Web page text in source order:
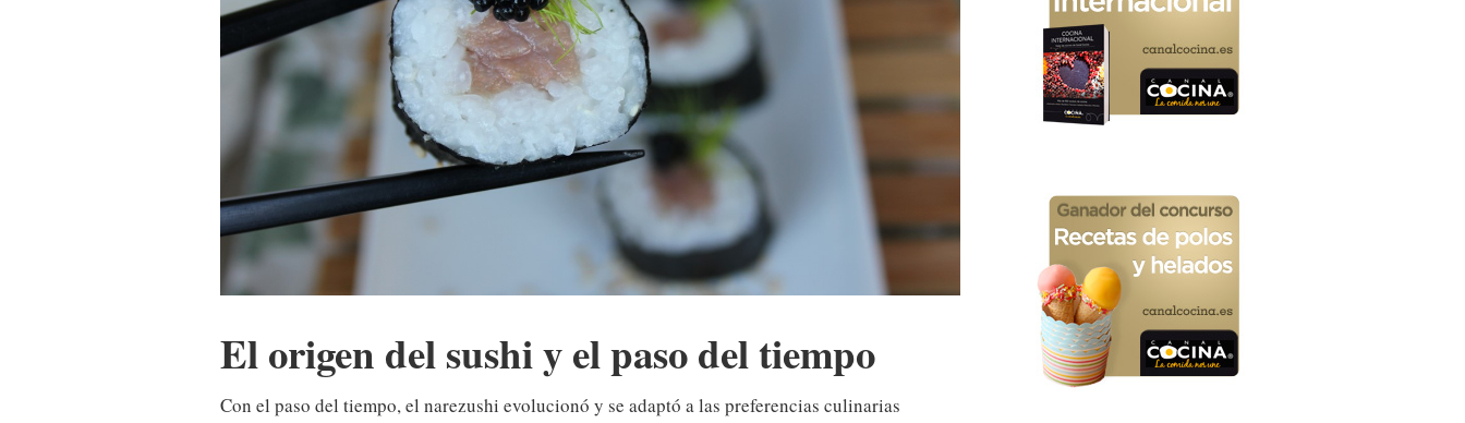
El origen del sushi y el paso del tiempo
Con el paso del tiempo, el narezushi evolucionó y se adaptó a las preferencias culinarias